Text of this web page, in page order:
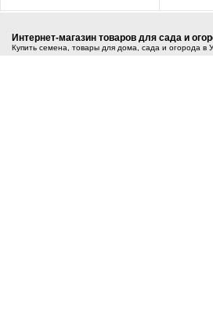
Интернет-магазин товаров для сада и
Купить семена, товары для дома, сада и огорода в